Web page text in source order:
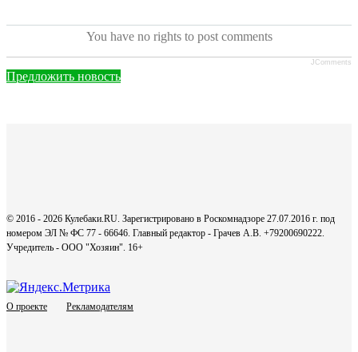
You have no rights to post comments
JComments
Предложить новость
© 2016 - 2026 Кулебаки.RU. Зарегистрировано в Роскомнадзоре 27.07.2016 г. под
номером ЭЛ № ФС 77 - 66646. Главный редактор - Грачев А.В. +79200690222.
Учредитель - ООО "Хозяин". 16+
О проекте Рекламодателям